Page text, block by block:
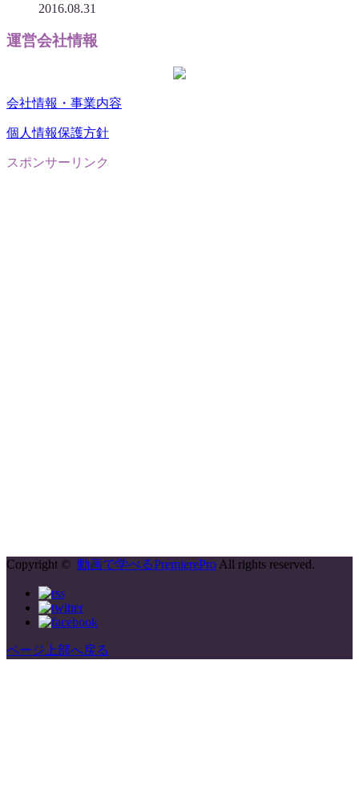
2016.08.31
運営会社情報
会社情報・事業内容
個人情報保護方針
スポンサーリンク
Copyright © 動画で学べるPremierePro All rights reserved.
ページ上部へ戻る